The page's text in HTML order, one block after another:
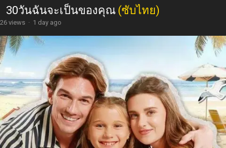
30วันฉันจะเป็นของคุณ (ซับไทย)
26 views · 1 day ago